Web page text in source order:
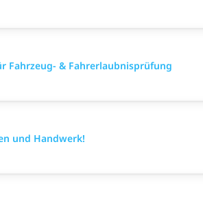
& Fahrerlaubnisprüfung
und Handwerk!